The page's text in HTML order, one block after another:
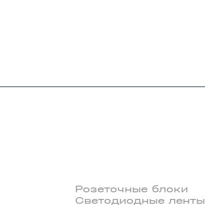
Розеточные блоки
Светодиодные ленты